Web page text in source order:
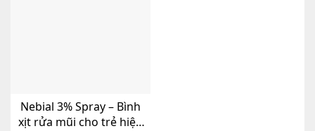
Nebial 3% Spray – Bình
xịt rửa mũi cho trẻ hiệu